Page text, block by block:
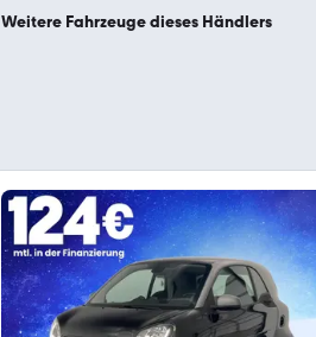
Weitere Fahrzeuge dieses Händlers